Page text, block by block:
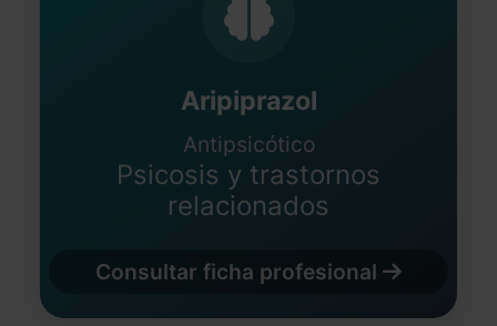
Aripiprazol
Antipsicótico
Psicosis y trastornos
relacionados
Consultar ficha profesional